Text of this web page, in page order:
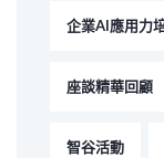
企業AI應用力
座談精華回顧
智谷活動